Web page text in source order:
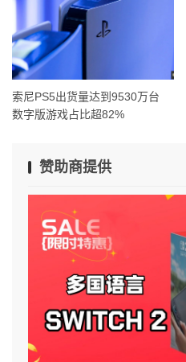
索尼PS5出货量达到9530万台
数字版游戏占比超82%
赞助商提供